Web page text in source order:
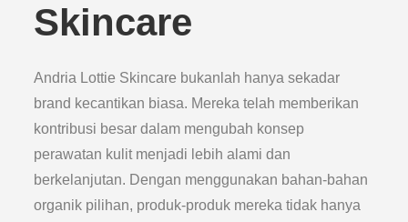
Skincare
Andria Lottie Skincare bukanlah hanya sekadar
brand kecantikan biasa. Mereka telah memberikan
kontribusi besar dalam mengubah konsep
perawatan kulit menjadi lebih alami dan
berkelanjutan. Dengan menggunakan bahan-bahan
organik pilihan, produk-produk mereka tidak hanya